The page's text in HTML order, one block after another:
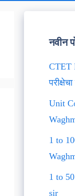
नवीन
CTET
Unit
1 to
1 to
sir